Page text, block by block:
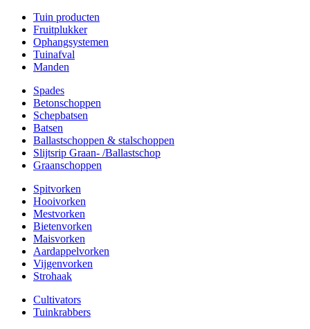
Tuin producten
Fruitplukker
Ophangsystemen
Tuinafval
Manden
Spades
Betonschoppen
Schepbatsen
Batsen
Ballastschoppen & stalschoppen
Slijtsrip Graan- /Ballastschop
Graanschoppen
Spitvorken
Hooivorken
Mestvorken
Bietenvorken
Maisvorken
Aardappelvorken
Vijgenvorken
Strohaak
Cultivators
Tuinkrabbers